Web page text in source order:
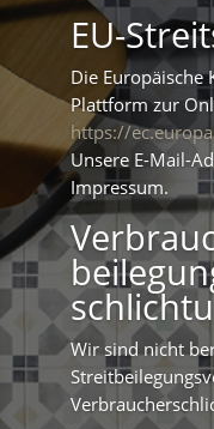
EU-
Die Europäische
Plattform zur
https://
Unsere E-Mail-
Impressum.
Wir sind nicht